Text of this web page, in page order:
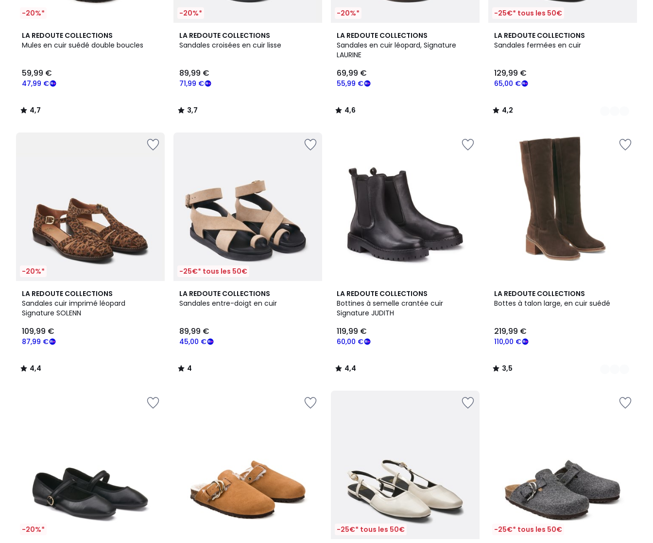
-20%*
LA REDOUTE COLLECTIONS
Mules en cuir suédé double boucles
47,99 €
59,99 €
4,7
/ 5
4,7
/
-20%*
LA REDOUTE COLLECTIONS
Sandales croisées en cuir lisse
71,99 €
89,99 €
3,7
/ 5
3,7
/
-20%*
LA REDOUTE COLLECTIONS
Sandales en cuir léopard, Signature
LAURINE
55,99 €
69,99 €
4,6
/ 5
4,6
/
-25€* tous les 50€
LA REDOUTE COLLECTIONS
Sandales fermées en cuir
65,00 €
129,99 €
4,2
/ 5
2
Couleurs
4,2
/
-20%*
LA REDOUTE COLLECTIONS
Sandales cuir imprimé léopard
Signature SOLENN
87,99 €
109,99 €
4,4
/ 5
4,4
/
-25€* tous les 50€
LA REDOUTE COLLECTIONS
Sandales entre-doigt en cuir
45,00 €
89,99 €
4
/
4
/
LA REDOUTE COLLECTIONS
Bottines à semelle crantée cuir
Signature JUDITH
60,00 €
119,99 €
4,4
/ 5
4,4
/
LA REDOUTE COLLECTIONS
Bottes à talon large, en cuir suédé
110,00 €
219,99 €
3,5
/ 5
2
Couleurs
3,5
/
-20%* -25€* tous les 50€ -25€* tous les 50€